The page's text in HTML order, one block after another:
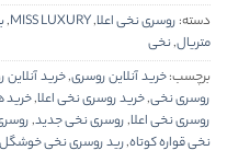
دسته: روسری نخی اعلا,
MISS LUXURY
,
متریال,نخی
برچسب:خرید آنلاین روسری,خرید
روسری نخی,خرید روسری نخی اعلا,خرید
روسری نخی اعلا,روسری نخی جدید,
نخی قواره کوتاه,رید روسری نخی خوشگل